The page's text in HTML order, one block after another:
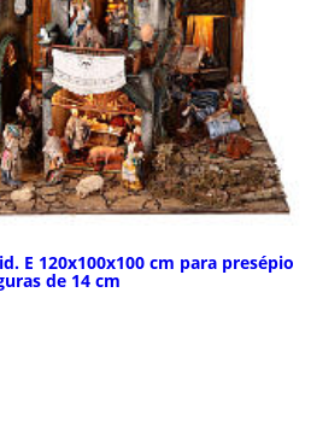
E 120x100x100 cm para presépio
de 14 cm